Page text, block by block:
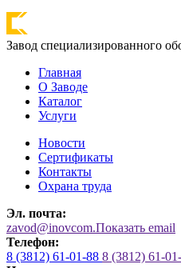
Завод специализированного
Главная
О Заводе
Каталог
Услуги
Новости
Сертификаты
Контакты
Охрана труда
Эл. почта:
zavod@inovcom.Показать email
Телефон:
8 (3812) 61-01-88 8 (3812) 61-01-